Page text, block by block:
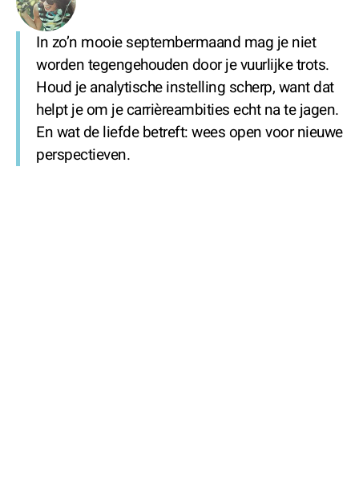
In zo’n mooie septembermaand mag je niet
worden tegengehouden door je vuurlijke trots.
Houd je analytische instelling scherp, want dat
helpt je om je carrièreambities echt na te jagen.
En wat de liefde betreft: wees open voor nieuwe
perspectieven.